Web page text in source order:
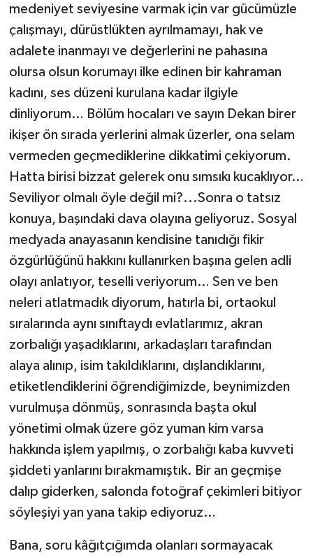
medeniyet seviyesine varmak için var gücümüzle
çalışmayı, dürüstlükten ayrılmamayı, hak ve
adalete inanmayı ve değerlerini ne pahasına
olursa olsun korumayı ilke edinen bir kahraman
kadını, ses düzeni kurulana kadar ilgiyle
dinliyorum… Bölüm hocaları ve sayın Dekan birer
ikişer ön sırada yerlerini almak üzerler, ona selam
vermeden geçmediklerine dikkatimi çekiyorum.
Hatta birisi bizzat gelerek onu sımsıkı kucaklıyor…
Seviliyor olmalı öyle değil mi?...Sonra o tatsız
konuya, başındaki dava olayına geliyoruz. Sosyal
medyada anayasanın kendisine tanıdığı fikir
özgürlüğünü hakkını kullanırken başına gelen adli
olayı anlatıyor, teselli veriyorum… Sen ve ben
neleri atlatmadık diyorum, hatırla bi, ortaokul
sıralarında aynı sınıftaydı evlatlarımız, akran
zorbalığı yaşadıklarını, arkadaşları tarafından
alaya alınıp, isim takıldıklarını, dışlandıklarını,
etiketlendiklerini öğrendiğimizde, beynimizden
vurulmuşa dönmüş, sonrasında başta okul
yönetimi olmak üzere göz yuman kim varsa
hakkında işlem yapılmış, o zorbalığı kaba kuvveti
şiddeti yanlarını bırakmamıştık. Bir an geçmişe
dalıp giderken, salonda fotoğraf çekimleri bitiyor
söyleşiyi yan yana takip ediyoruz…
Bana, soru kâğıtçığımda olanları sormayacak